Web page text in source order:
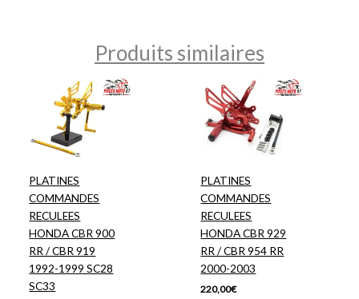
Produits similaires
PLATINES
COMMANDES
RECULEES
HONDA CBR 900
RR / CBR 919
1992-1999 SC28
SC33
PLATINES
COMMANDES
RECULEES
HONDA CBR 929
RR / CBR 954 RR
2000-2003
220,00€